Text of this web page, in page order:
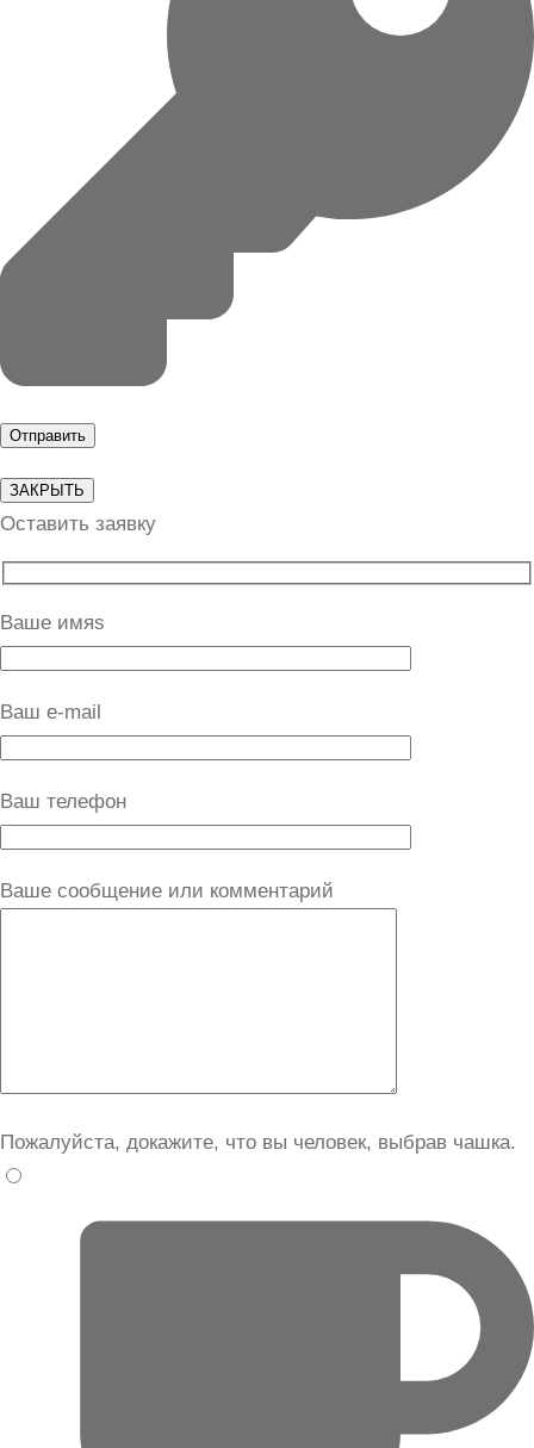
ЗАКРЫТЬ
Оставить заявку
Ваше имяs
Ваш e-mail
Ваш телефон
Ваше сообщение или комментарий
Пожалуйста, докажите, что вы человек, выбрав чашка.